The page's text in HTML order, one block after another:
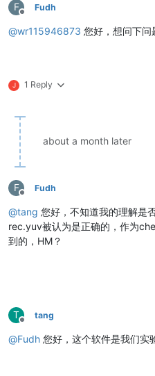
F
Offline
Fudh
@wr115946873 您好，想问下问
J 1 Reply
about a month later
F
Offline
Fudh
@tang 您好，不知道我的理解是
rec.yuv被认为是正确的，作为
到的，HM？
T
Offline
tang
@Fudh 您好，这个软件是我们实